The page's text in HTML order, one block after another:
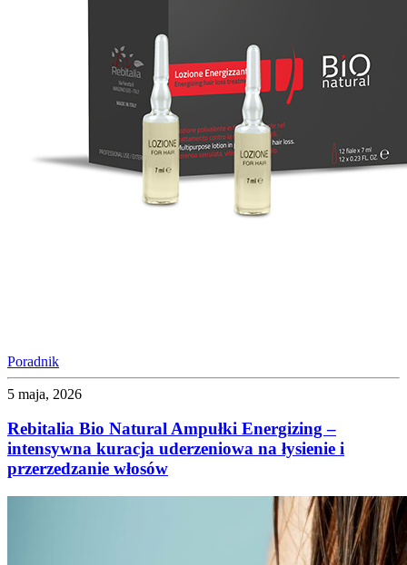
Poradnik
5 maja, 2026
Rebitalia Bio Natural Ampułki Energizing –
intensywna kuracja uderzeniowa na łysienie i
przerzedzanie włosów